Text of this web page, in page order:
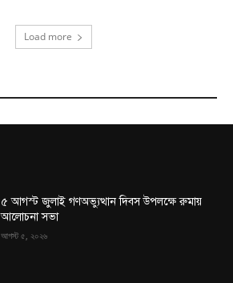
Load more
৫ আগস্ট জুলাই গণঅভ্যুত্থান দিবস উপলক্ষে রুমায়
আলোচনা সভা
আগস্ট ৫, ২০২৬